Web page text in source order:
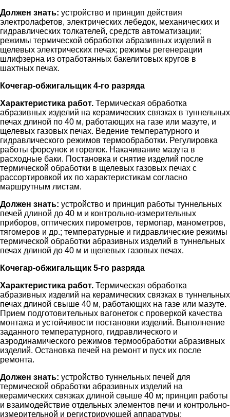
Должен знать: устройство и принцип действия
электролафетов, электрических лебедок, механических и
гидравлических толкателей, средств автоматизации;
режимы термической обработки абразивных изделий в
щелевых электрических печах; режимы регенерации
шлифзерна из отработанных бакелитовых кругов в
шахтных печах.
Кочегар-обжигальщик 4-го разряда
Характеристика работ. Термическая обработка
абразивных изделий на керамических связках в туннельных
печах длиной по 40 м, работающих на газе или мазуте, и
щелевых газовых печах. Ведение температурного и
гидравлического режимов термообработки. Регулировка
работы форсунок и горелок. Накачивание мазута в
расходные баки. Постановка и снятие изделий после
термической обработки в щелевых газовых печах с
рассортировкой их по характеристикам согласно
маршрутным листам.
Должен знать: устройство и принцип работы туннельных
печей длиной до 40 м и контрольно-измерительных
приборов, оптических пирометров, термопар, манометров,
тягомеров и др.; температурные и гидравлические режимы
термической обработки абразивных изделий в туннельных
печах длиной до 40 м и щелевых газовых печах.
Кочегар-обжигальщик 5-го разряда
Характеристика работ. Термическая обработка
абразивных изделий на керамических связках в туннельных
печах длиной свыше 40 м, работающих на газе или мазуте.
Прием подготовительных вагонеток с проверкой качества
монтажа и устойчивости постановки изделий. Выполнение
заданного температурного, гидравлического и
аэродинамического режимов термообработки абразивных
изделий. Остановка печей на ремонт и пуск их после
ремонта.
Должен знать: устройство туннельных печей для
термической обработки абразивных изделий на
керамических связках длиной свыше 40 м; принцип работы
и взаимодействие отдельных элементов печи и контрольно-
измерительной и регистрирующей аппаратуры;